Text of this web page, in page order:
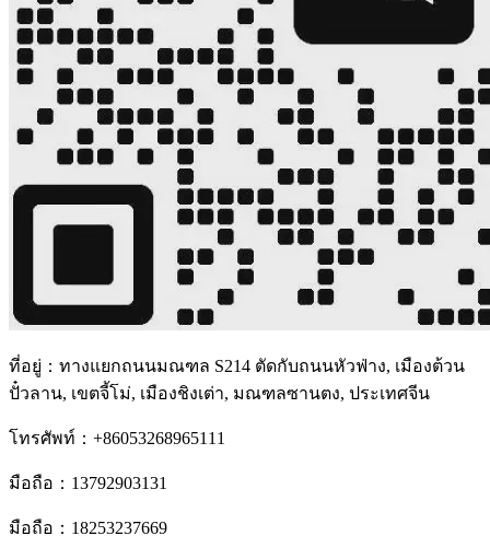
ที่อยู่：ทางแยกถนนมณฑล S214 ตัดกับถนนหัวฟ่าง, เมืองต้วน
ปั๋วลาน, เขตจี้โม่, เมืองชิงเต่า, มณฑลซานตง, ประเทศจีน
โทรศัพท์：+86053268965111
มือถือ：13792903131
มือถือ：18253237669